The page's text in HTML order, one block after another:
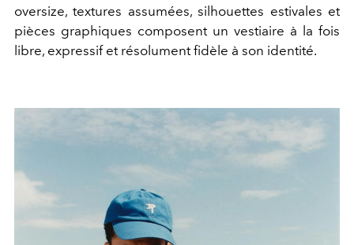
oversize, textures assumées, silhouettes estivales et
pièces graphiques composent un vestiaire à la fois
libre, expressif et résolument fidèle à son identité.